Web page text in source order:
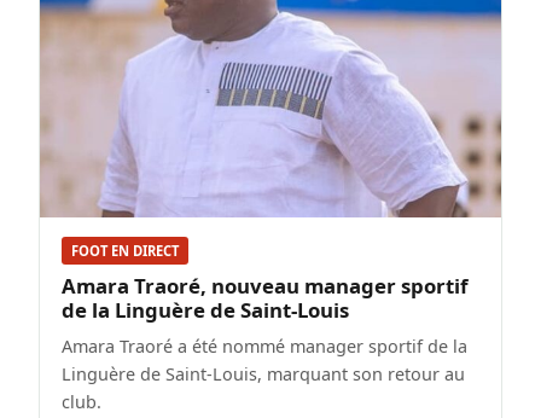
FOOT EN DIRECT
Amara Traoré, nouveau manager sportif
de la Linguère de Saint-Louis
Amara Traoré a été nommé manager sportif de la
Linguère de Saint-Louis, marquant son retour au
club.